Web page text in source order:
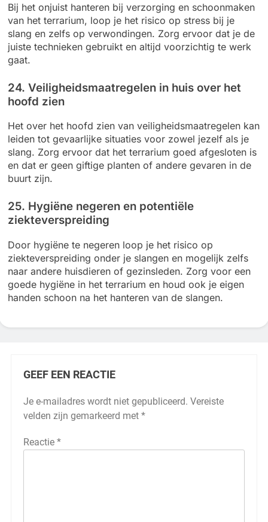
Bij het onjuist hanteren bij verzorging en schoonmaken
van het terrarium, loop je het risico op stress bij je
slang en zelfs op verwondingen. Zorg ervoor dat je de
juiste technieken gebruikt en altijd voorzichtig te werk
gaat.
24. Veiligheidsmaatregelen in huis over het
hoofd zien
Het over het hoofd zien van veiligheidsmaatregelen kan
leiden tot gevaarlijke situaties voor zowel jezelf als je
slang. Zorg ervoor dat het terrarium goed afgesloten is
en dat er geen giftige planten of andere gevaren in de
buurt zijn.
25. Hygiëne negeren en potentiële
ziekteverspreiding
Door hygiëne te negeren loop je het risico op
ziekteverspreiding onder je slangen en mogelijk zelfs
naar andere huisdieren of gezinsleden. Zorg voor een
goede hygiëne in het terrarium en houd ook je eigen
handen schoon na het hanteren van de slangen.
GEEF EEN REACTIE
Je e-mailadres wordt niet gepubliceerd. Vereiste
velden zijn gemarkeerd met *
Reactie *